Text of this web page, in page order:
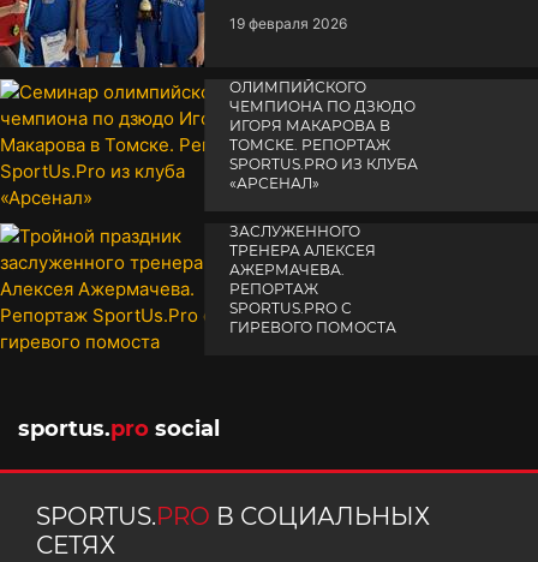
19 февраля 2026
ОЛИМПИЙСКОГО
ЧЕМПИОНА ПО ДЗЮДО
ИГОРЯ МАКАРОВА В
ТОМСКЕ. РЕПОРТАЖ
SPORTUS.PRO ИЗ КЛУБА
«АРСЕНАЛ»
ЗАСЛУЖЕННОГО
ТРЕНЕРА АЛЕКСЕЯ
АЖЕРМАЧЕВА.
РЕПОРТАЖ
SPORTUS.PRO С
ГИРЕВОГО ПОМОСТА
sportus.pro social
SPORTUS.PRO В СОЦИАЛЬНЫХ
СЕТЯХ